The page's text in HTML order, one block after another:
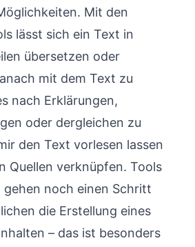
Mit den
lässt sich ein Text in
übersetzen oder
mit dem Text zu
nach Erklärungen,
oder dergleichen zu
den Text vorlesen lassen
Quellen verknüpfen. Tools
gehen noch einen Schritt
die Erstellung eines
– das ist besonders